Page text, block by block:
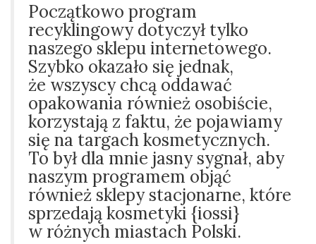
Początkowo program
recyklingowy dotyczył tylko
naszego sklepu internetowego.
Szybko okazało się jednak,
że wszyscy chcą oddawać
opakowania również osobiście,
korzystają z faktu, że pojawiamy
się na targach kosmetycznych.
To był dla mnie jasny sygnał, aby
naszym programem objąć
również sklepy stacjonarne, które
sprzedają kosmetyki {iossi}
w różnych miastach Polski.